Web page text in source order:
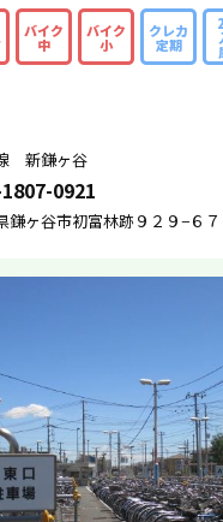
バイク
中
バイク
小
クレカ
定期
新鎌ヶ谷
0921
鎌ヶ谷市初富林跡９２９−６７